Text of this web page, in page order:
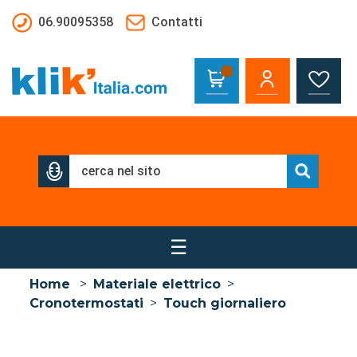
06.90095358
Contatti
☰
Home > Materiale elettrico >
Cronotermostati > Touch giornaliero